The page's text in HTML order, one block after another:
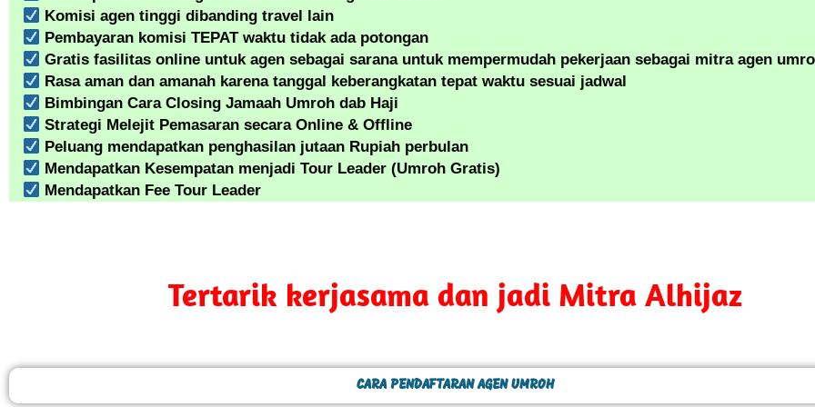
Komisi agen tinggi dibanding travel lain
Pembayaran komisi TEPAT waktu tidak ada potongan
Gratis fasilitas online untuk agen sebagai sarana untuk mempermudah pekerjaan sebagai mitra agen
Rasa aman dan amanah karena tanggal keberangkatan tepat waktu sesuai jadwal
Bimbingan Cara Closing Jamaah Umroh dab Haji
Strategi Melejit Pemasaran secara Online & Offline
Peluang mendapatkan penghasilan jutaan Rupiah perbulan
Mendapatkan Kesempatan menjadi Tour Leader (Umroh Gratis)
Mendapatkan Fee Tour Leader
Tertarik kerjasama dan jadi Mitra Alhijaz
CARA PENDAFTARAN AGEN UMROH